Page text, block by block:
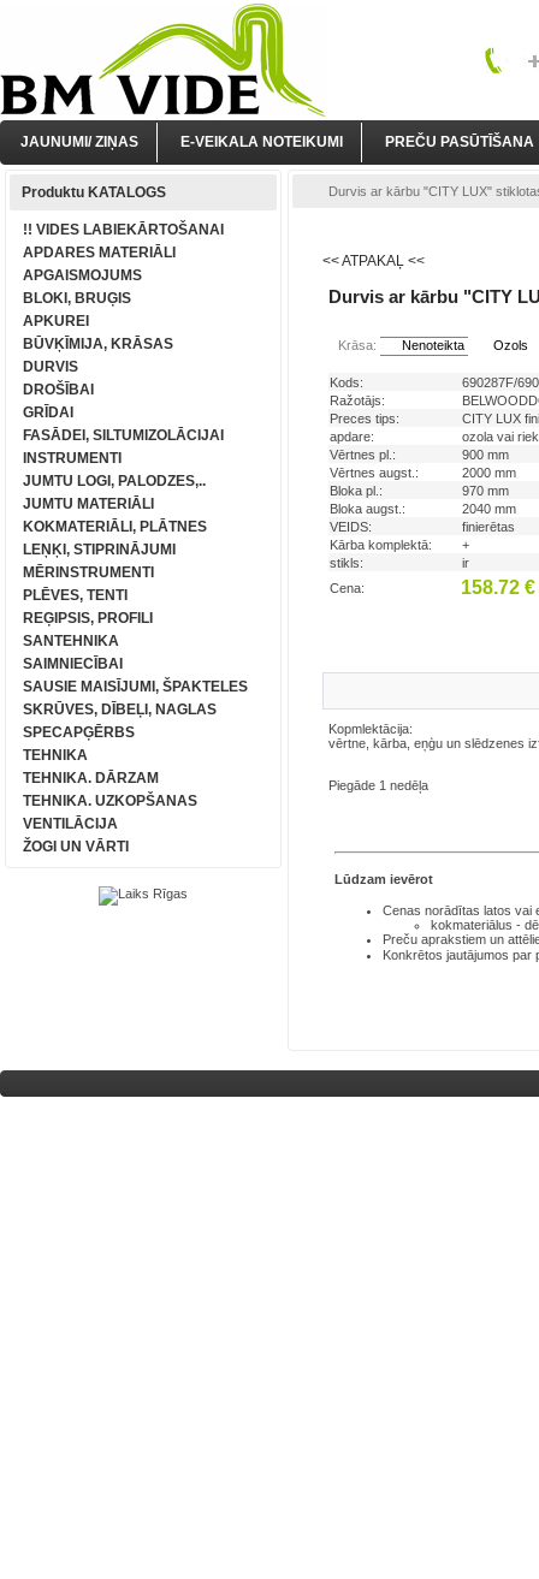
JAUNUMI/ ZIŅAS E-VEIKALA NOTEIKUMI PREČU PASŪTĪŠANA
Produktu KATALOGS
!! VIDES LABIEKĀRTOŠANAI
APDARES MATERIĀLI
APGAISMOJUMS
BLOKI, BRUĢIS
APKUREI
BŪVĶĪMIJA, KRĀSAS
DURVIS
DROŠĪBAI
GRĪDAI
FASĀDEI, SILTUMIZOLĀCIJAI
INSTRUMENTI
JUMTU LOGI, PALODZES,..
JUMTU MATERIĀLI
KOKMATERIĀLI, PLĀTNES
LEŅĶI, STIPRINĀJUMI
MĒRINSTRUMENTI
PLĒVES, TENTI
REĢIPSIS, PROFILI
SANTEHNIKA
SAIMNIECĪBAI
SAUSIE MAISĪJUMI, ŠPAKTELES
SKRŪVES, DĪBEĻI, NAGLAS
SPECAPĢĒRBS
TEHNIKA
TEHNIKA. DĀRZAM
TEHNIKA. UZKOPŠANAS
VENTILĀCIJA
ŽOGI UN VĀRTI
Durvis ar kārbu "CITY LUX"
<< ATPAKAĻ <<
Durvis ar kārbu "CITY
Krāsa: Nenoteikta Ozols
Kods:
690287F/
Ražotājs:
Preces tips:
CITY LUX
apdare:
ozola vai
Vērtnes pl.:
900 mm
Vērtnes augst.:
2000 mm
Bloka pl.:
970 mm
Bloka augst.:
2040 mm
VEIDS:
finierētas
Kārba komplektā:
+
stikls:
ir
Cena:
158.72 €
Kopmlektācija:
vērtne, kārba, eņģu un slēdzenes
Piegāde 1 nedēļa
Lūdzam ievērot
Cenas norādītas latos vai
kokmateriālus -
Preču aprakstiem un
Konkrētos jautājumos